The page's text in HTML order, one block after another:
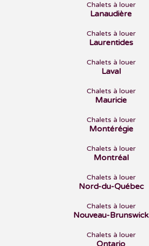
Chalets à louer
Lanaudière
Chalets à louer
Laurentides
Chalets à louer
Laval
Chalets à louer
Mauricie
Chalets à louer
Montérégie
Chalets à louer
Montréal
Chalets à louer
Nord-du-Québec
Chalets à louer
Nouveau-Brunswick
Chalets à louer
Ontario